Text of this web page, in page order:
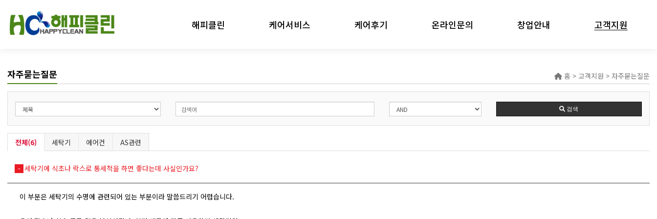
해피클린
오시는 길
케어서비스 케어후기 온라인문의 창업안내 고객지원
자주묻는질문
질문과답변
홈 > 고객지원 > 자주묻는질문
자주묻는질문
검색
전체(6) 세탁기 에어컨 AS관련
세탁기에 식초나 락스로 통세척을 하면 좋다는데 사실인가요?
이 부분은 세탁기의 수명에 관련되어 있는 부분이라 말씀드리기 어렵습니다.